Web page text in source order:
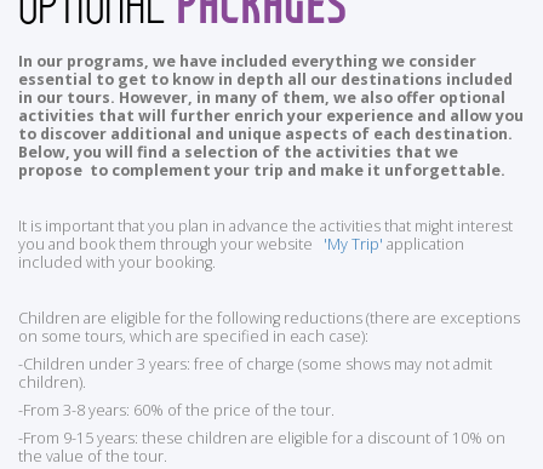
In our programs, we have included everything we consider
essential to get to know in depth all our destinations included
in our tours. However, in many of them, we also offer optional
activities that will further enrich your experience and allow you
to discover additional and unique aspects of each destination.
Below, you will find a selection of the activities that we
propose to complement your trip and make it unforgettable.
It is important that you plan in advance the activities that might interest
you and book them through your website 'My Trip' application
included with your booking.
Children are eligible for the following reductions (there are exceptions
on some tours, which are specified in each case):
-Children under 3 years: free of charge (some shows may not admit
children).
-From 3-8 years: 60% of the price of the tour.
-From 9-15 years: these children are eligible for a discount of 10% on
the value of the tour.